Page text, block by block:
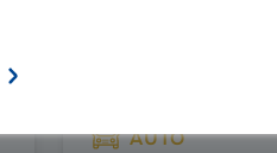
AUTO